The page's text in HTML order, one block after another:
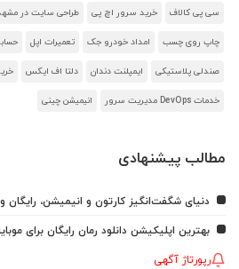
سی پی کالاف خرید سرور اچ پی طراحی سایت در
چاپ روی چسب امداد خودرو جک تعمیرات اپل
صندلی پلاستیکی ایمپلنت دندان دلتا اف ایکس
خدمات DevOps مدیریت سرور انیمیشن چینی
مطالب پیشنهادی
دنیای شگفت‌انگیز کارتون و انیمیشن،
بهترین اپلیکیشن دانلود رمان رایگان برای
رپورتاژ آگهی